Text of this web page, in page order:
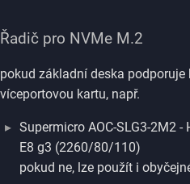
Řadič pro NVMe M.2
pokud základní deska
víceportovou kartu, např.
Supermicro AOC-SLG3-2M2
E8 g3 (2260/80/110)
pokud ne, lze použít i